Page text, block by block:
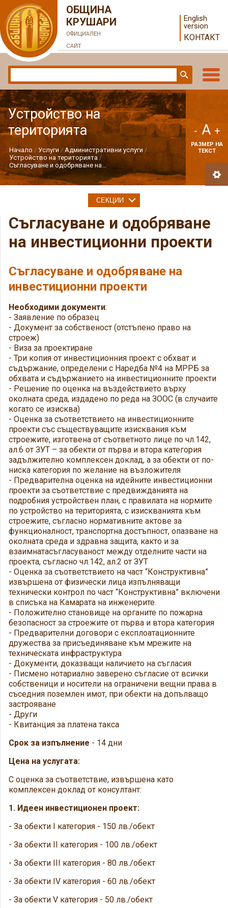
ОБЩИНА
КРУШАРИ
ОФИЦИАЛЕН
САЙТ
English
version
КОНТАКТ
Устройство на
територията
Начало Услуги
Административни услуги
Устройство на територията
Съгласуване и одобряване на...
- A +
РАЗМЕР НА
ТЕКСТ
Съгласуване и одобряване
на инвестиционни проекти
Съгласуване и одобряване на
инвестиционни проекти
Необходими документи:
- Заявление по образец
- Документ за собственост (отстъпено право на
строеж)
- Виза за проектиране
- Три копия от инвестиционния проект с обхват и
съдържание, определени с Наредба №4 на МРРБ за
обхвата и съдържанието на инвестиционните проекти
- Решение по оценка на въздействието върху
околната среда, издадено по реда на ЗООС (в случаите
когато се изисква)
- Оценка за съответствието на инвестиционните
проекти със съществуващите изисквания към
строежите, изготвена от съответното лице по чл.142,
ал.6 от ЗУТ – за обекти от първа и втора категория
задължително комплексен доклад, а за обекти от по-
ниска категория по желание на възложителя
- Предварителна оценка на идейните инвестиционни
проекти за съответствие с предвижданията на
подробния устройствен план, с правилата на нормите
по устройство на територията, с изискванията към
строежите, съгласно нормативните актове за
функционалност, транспортна достъпност, опазване на
околната среда и здравна защита, както и за
взаимнатасъгласуваност между отделните части на
проекта, съгласно чл.142, ал.2 от ЗУТ
- Оценка за съответствието на част “Конструктивна”
извършена от физически лица изпълняващи
технически контрол по част “Конструктивна” включени
в списъка на Камарата на инженерите.
- Положително становище на органите по пожарна
безопасност за строежите от първа и втора категория
- Предварителни договори с експлоатационните
дружества за присъединяване към мрежите на
техническата инфраструктура
- Документи, доказващи наличието на съгласия
- Писмено нотариално заверено съгласие от всички
собственици и носители на ограничени вещни права в
съседния поземлен имот, при обекти на допълващо
застрояване
- Други
- Квитанция за платена такса
Срок за изпълнение - 14 дни
Цена на услугата:
С оценка за съответствие, извършена като
комплексен доклад от консултант:
1. Идеен инвестиционен проект:
- За обекти I категория - 150 лв./обект
- За обекти II категория - 100 лв./обект
- За обекти III категория - 80 лв./обект
- За обекти IV категория - 60 лв./обект
- За обекти V категория - 50 лв./обект
СЕКЦИИ